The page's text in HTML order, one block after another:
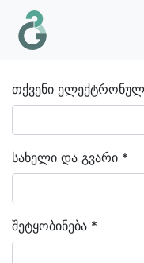
თქვენი
სახელი და გვარი *
შეტყობინება *